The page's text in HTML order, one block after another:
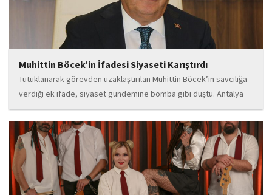
Muhittin Böcek’in İfadesi Siyaseti Karıştırdı
Tutuklanarak görevden uzaklaştırılan Muhittin Böcek’in savcılığa
verdiği ek ifade, siyaset gündemine bomba gibi düştü. Antalya
Cumhuriyet Savcılığı’na kendi isteğiyle başvurarak ifade verdiği
öğrenilen Böcek’in açıklamalarında, 31 Mart 2024 yerel
seçimleri...